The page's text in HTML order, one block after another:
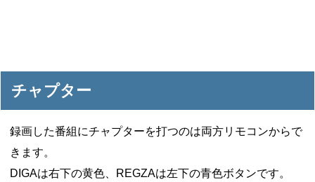
チャプター
録画した番組にチャプターを打つのは両方リモコンからで
きます。
DIGAは右下の黄色、REGZAは左下の青色ボタンです。